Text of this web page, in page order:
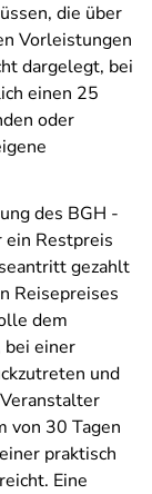
die über
Vorleistungen
dargelegt, bei
einen 25
oder
des BGH -
ein Restpreis
gezahlt
Reisepreises
dem
bei einer
und
von 30 Tagen
praktisch
Eine